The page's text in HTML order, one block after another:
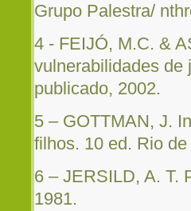
Grupo Palestra/
4 - FEIJÓ, M.C. &
vulnerabilidades de
publicado, 2002.
5 – GOTTMAN, J.
filhos. 10 ed. Rio
6 – JERSILD, A. T.
1981.